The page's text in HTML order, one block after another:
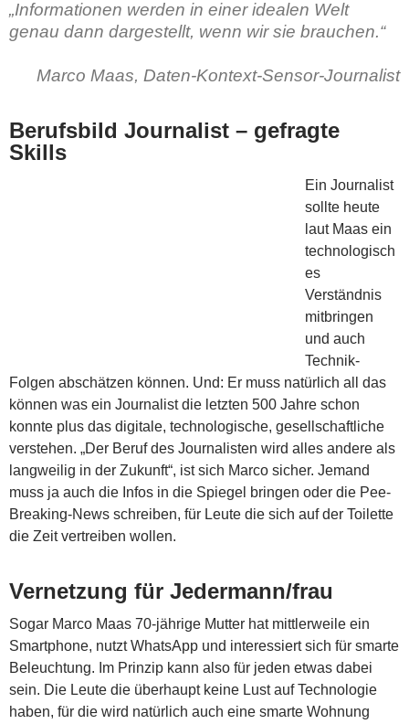
„Informationen werden in einer idealen Welt
genau dann dargestellt, wenn wir sie brauchen.“
Marco Maas, Daten-Kontext-Sensor-Journalist
Berufsbild Journalist – gefragte
Skills
Ein Journalist
sollte heute
laut Maas ein
technologisch
es
Verständnis
mitbringen
und auch
Technik-
Folgen abschätzen können. Und: Er muss natürlich all das
können was ein Journalist die letzten 500 Jahre schon
konnte plus das digitale, technologische, gesellschaftliche
verstehen. „Der Beruf des Journalisten wird alles andere als
langweilig in der Zukunft“, ist sich Marco sicher. Jemand
muss ja auch die Infos in die Spiegel bringen oder die Pee-
Breaking-News schreiben, für Leute die sich auf der Toilette
die Zeit vertreiben wollen.
Vernetzung für Jedermann/frau
Sogar Marco Maas 70-jährige Mutter hat mittlerweile ein
Smartphone, nutzt WhatsApp und interessiert sich für smarte
Beleuchtung. Im Prinzip kann also für jeden etwas dabei
sein. Die Leute die überhaupt keine Lust auf Technologie
haben, für die wird natürlich auch eine smarte Wohnung